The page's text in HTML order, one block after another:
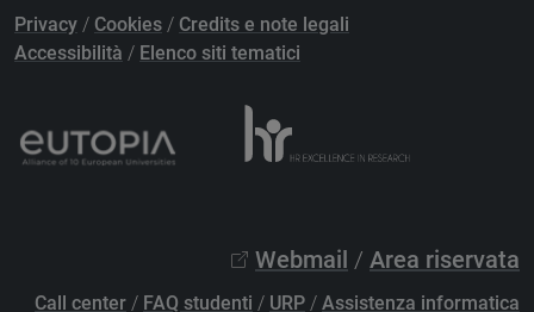
Privacy / Cookies / Credits e note legali
Accessibilità / Elenco siti tematici
Webmail / Area riservata
Call center / FAQ studenti / URP / Assistenza informatica